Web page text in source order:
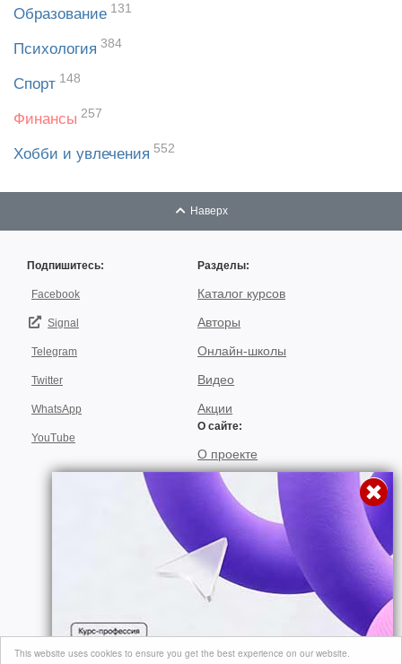
This website uses cookies to ensure you get the best experience on our website.
Образование 131
Психология 384
Спорт 148
Финансы 257
Хобби и увлечения 552
Наверх
Подпишитесь:
Facebook
Signal
Telegram
Twitter
WhatsApp
YouTube
Разделы:
Каталог курсов
Авторы
Онлайн-школы
Видео
Акции
О сайте:
О проекте
Для авторов
Договор пользования
Использование материалов
Подписка
© 2026, "video-kursi.net". Лучшие тренинги и курсы в одном месте. Все
права на материалы, находящиеся на сайте, охраняются в соответствии